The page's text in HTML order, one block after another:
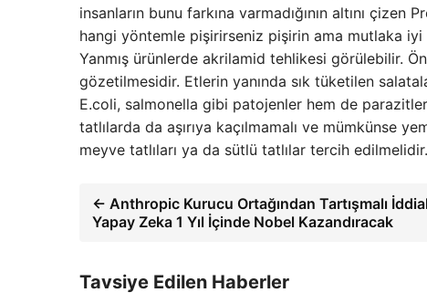
insanların bunu farkına varmadığının altını
hangi yöntemle pişirirseniz pişirin ama mutlaka
Yanmış ürünlerde akrilamid tehlikesi görülebilir.
gözetilmesidir. Etlerin yanında sık tüketilen
E.coli, salmonella gibi patojenler hem de
tatlılarda da aşırıya kaçılmamalı ve mümkünse
meyve tatlıları ya da sütlü tatlılar tercih
← Anthropic Kurucu Ortağından Tartışmalı
Yapay Zeka 1 Yıl İçinde Nobel Kazandıracak
Tavsiye Edilen Haberler